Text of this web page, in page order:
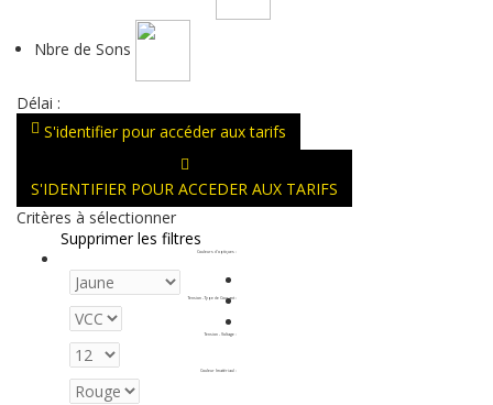
Nbre de Sons
Délai :
S'identifier pour accéder aux tarifs
S'IDENTIFIER POUR ACCEDER AUX TARIFS
Critères à sélectionner
Supprimer les filtres
Couleurs d'optiques :
Tension - Type de Courant :
Tension - Voltage :
Couleur (matériau) :